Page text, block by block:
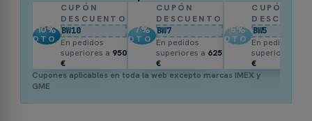
10%
DTO.
CUPÓN
DESCUENTO
BW10
En pedidos
superiores a 950
€
7%
DTO.
CUPÓN
DESCUENTO
BW7
En pedidos
superiores a 625
€
5%
DTO.
CUPÓN
BW5
En pedidos
superiores a
€
Cupones aplicables en toda la web excepto marcas IMEX y
GME